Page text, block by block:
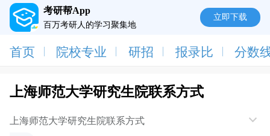
考研帮App
百万考研人的学习聚集地
立即下载
首页 院校专业 研招 报录比 分数
上海师范大学研究生院联系方式
上海师范大学研究生院联系方式